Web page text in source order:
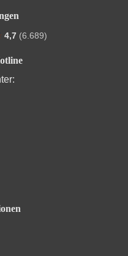
4,7 (6.689)